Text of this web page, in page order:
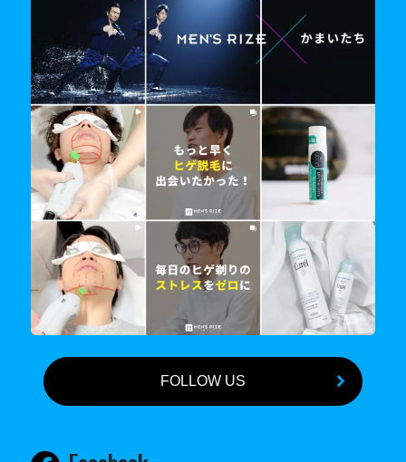
FOLLOW US